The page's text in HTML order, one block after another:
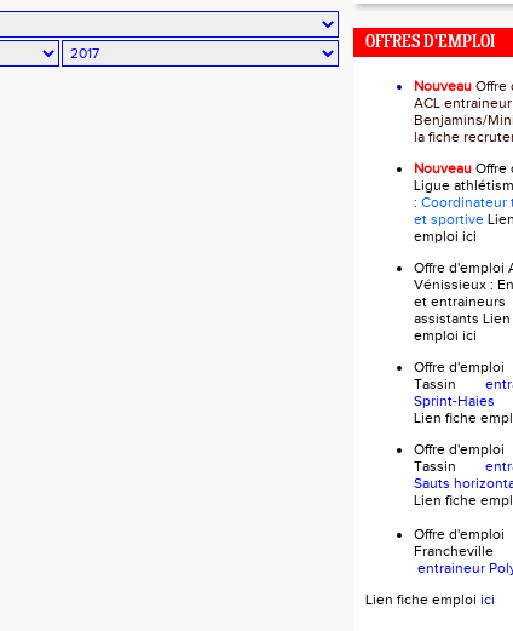
OFFRES D'EMPLOI
Nouveau Offre
ACL entraineur
Benjamins/
la fiche
Nouveau Offre
Ligue
: Coordinateur
et sportive
emploi ici
Offre d'emploi
Vénissieux :
et entraineurs
assistants
emploi ici
Offre
Tassin
Sprint-Haies
Lien fiche
Offre
Tassin
Sauts
Lien fiche
Offre
Francheville
entraineur
Lien fiche emploi ici